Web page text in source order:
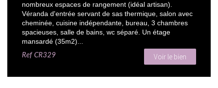
nombreux espaces de rangement (idéal artisan).
Véranda d'entrée servant de sas thermique, salon avec
cheminée, cuisine indépendante, bureau, 3 chambres
spacieuses, salle de bains, wc séparé. Un étage
mansardé (35m2)...
Ref CR329 Voir le bien